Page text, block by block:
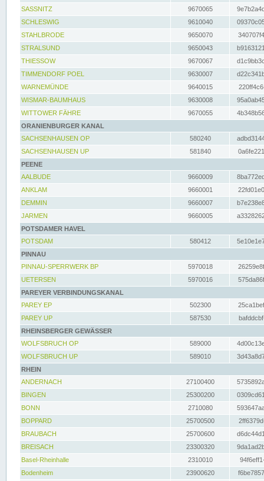
SASSNITZ
9670065
SCHLESWIG
9610040
STAHLBRODE
9650070
STRALSUND
9650043
THIESSOW
9670067
TIMMENDORF POEL
9630007
WARNEMÜNDE
9640015
WISMAR-BAUMHAUS
9630008
WITTOWER FÄHRE
9670055
ORANIENBURGER KANAL
SACHSENHAUSEN OP
580240
SACHSENHAUSEN UP
581840
PEENE
AALBUDE
9660009
ANKLAM
9660001
DEMMIN
9660007
JARMEN
9660005
POTSDAMER HAVEL
POTSDAM
580412
PINNAU
PINNAU-SPERRWERK BP
5970018
UETERSEN
5970016
PAREYER VERBINDUNGSKANAL
PAREY EP
502300
PAREY UP
587530
RHEINSBERGER GEWÄSSER
WOLFSBRUCH OP
589000
WOLFSBRUCH UP
589010
RHEIN
ANDERNACH
27100400
BINGEN
25300200
BONN
2710080
BOPPARD
25700500
BRAUBACH
25700600
BREISACH
23300320
Basel-Rheinhalle
2310010
Bodenheim
23900620